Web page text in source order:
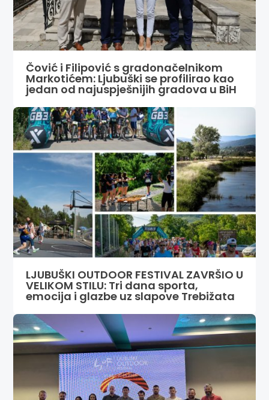
Čović i Filipović s gradonačelnikom
Markotićem: Ljubuški se profilirao kao
jedan od najuspješnijih gradova u BiH
LJUBUŠKI OUTDOOR FESTIVAL ZAVRŠIO U
VELIKOM STILU: Tri dana sporta,
emocija i glazbe uz slapove Trebižata